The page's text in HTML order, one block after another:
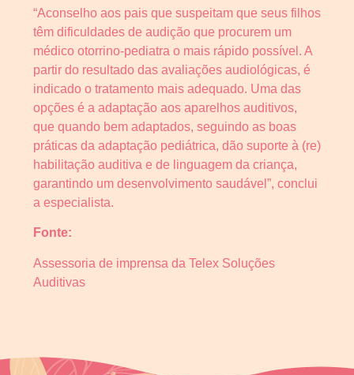
“Aconselho aos pais que suspeitam que seus filhos
têm dificuldades de audição que procurem um
médico otorrino-pediatra o mais rápido possível. A
partir do resultado das avaliações audiológicas, é
indicado o tratamento mais adequado. Uma das
opções é a adaptação aos aparelhos auditivos,
que quando bem adaptados, seguindo as boas
práticas da adaptação pediátrica, dão suporte à (re)
habilitação auditiva e de linguagem da criança,
garantindo um desenvolvimento saudável”, conclui
a especialista.
Fonte:
Assessoria de imprensa da Telex Soluções
Auditivas